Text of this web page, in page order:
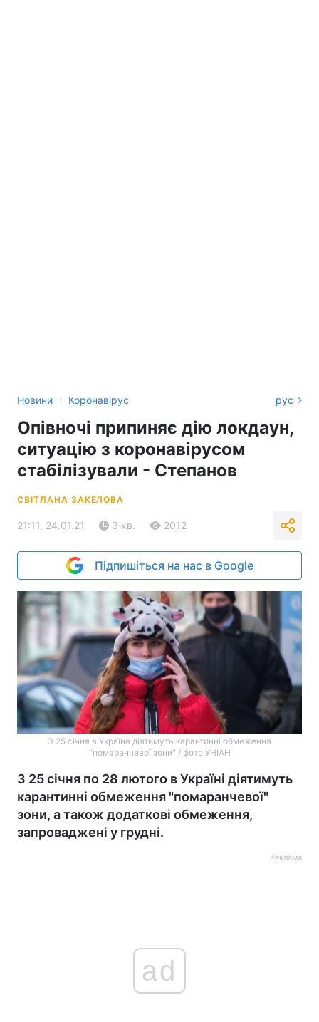
Новини › Коронавірус рус
Опівночі припиняє дію локдаун,
ситуацію з коронавірусом
стабілізували - Степанов
СВІТЛАНА ЗАКЕЛОВА
21:11, 24.01.21 3 хв. 2012
Підпишіться на нас в Google
З 25 січня в Україна діятимуть карантинні обмеження
"помаранчевої зони" / фото УНІАН
З 25 січня по 28 лютого в Україні діятимуть
карантинні обмеження "помаранчевої"
зони, а також додаткові обмеження,
запроваджені у грудні.
Реклама
ad